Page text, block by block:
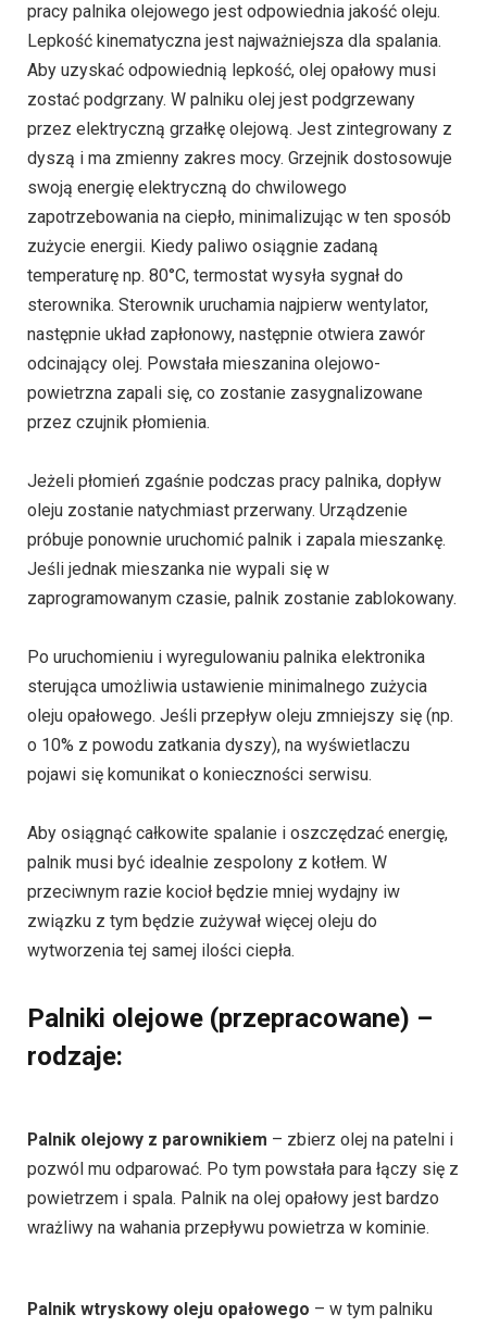
pracy palnika olejowego jest odpowiednia jakość oleju.
Lepkość kinematyczna jest najważniejsza dla spalania.
Aby uzyskać odpowiednią lepkość, olej opałowy musi
zostać podgrzany. W palniku olej jest podgrzewany
przez elektryczną grzałkę olejową. Jest zintegrowany z
dyszą i ma zmienny zakres mocy. Grzejnik dostosowuje
swoją energię elektryczną do chwilowego
zapotrzebowania na ciepło, minimalizując w ten sposób
zużycie energii. Kiedy paliwo osiągnie zadaną
temperaturę np. 80°C, termostat wysyła sygnał do
sterownika. Sterownik uruchamia najpierw wentylator,
następnie układ zapłonowy, następnie otwiera zawór
odcinający olej. Powstała mieszanina olejowo-
powietrzna zapali się, co zostanie zasygnalizowane
przez czujnik płomienia.
Jeżeli płomień zgaśnie podczas pracy palnika, dopływ
oleju zostanie natychmiast przerwany. Urządzenie
próbuje ponownie uruchomić palnik i zapala mieszankę.
Jeśli jednak mieszanka nie wypali się w
zaprogramowanym czasie, palnik zostanie zablokowany.
Po uruchomieniu i wyregulowaniu palnika elektronika
sterująca umożliwia ustawienie minimalnego zużycia
oleju opałowego. Jeśli przepływ oleju zmniejszy się (np.
o 10% z powodu zatkania dyszy), na wyświetlaczu
pojawi się komunikat o konieczności serwisu.
Aby osiągnąć całkowite spalanie i oszczędzać energię,
palnik musi być idealnie zespolony z kotłem. W
przeciwnym razie kocioł będzie mniej wydajny iw
związku z tym będzie zużywał więcej oleju do
wytworzenia tej samej ilości ciepła.
Palniki olejowe (przepracowane) –
rodzaje:
Palnik olejowy z parownikiem – zbierz olej na patelni i
pozwól mu odparować. Po tym powstała para łączy się z
powietrzem i spala. Palnik na olej opałowy jest bardzo
wrażliwy na wahania przepływu powietrza w kominie.
Palnik wtryskowy oleju opałowego – w tym palniku